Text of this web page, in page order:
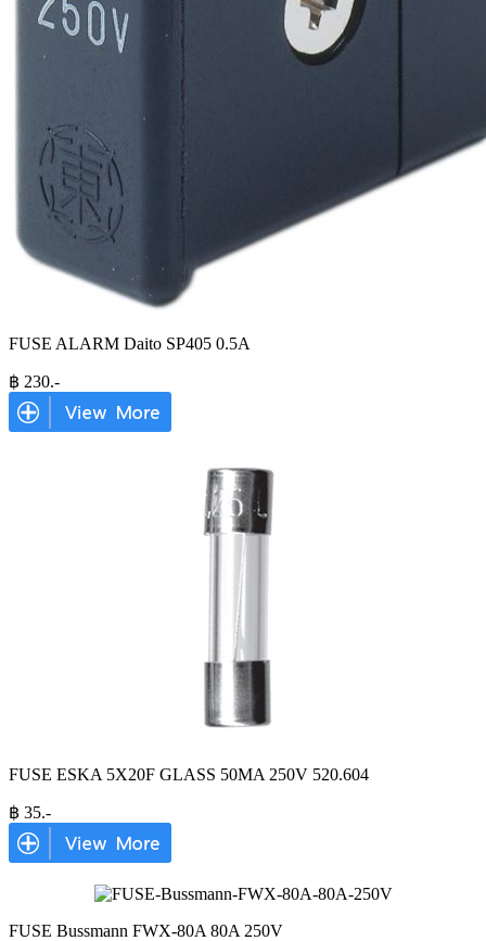
FUSE ALARM Daito SP405 0.5A
฿ 230.-
FUSE ESKA 5X20F GLASS 50MA 250V 520.604
฿ 35.-
FUSE Bussmann FWX-80A 80A 250V